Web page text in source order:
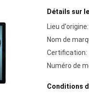
Détails sur
Lieu d'origine:
Nom de
Certification:
Numéro de
Conditions